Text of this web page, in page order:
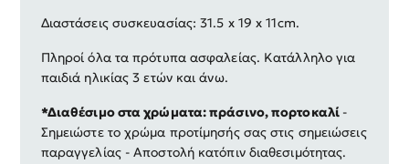
Διαστάσεις συσκευασίας: 31.5 x 19 x 11cm.
Πληροί όλα τα πρότυπα ασφαλείας. Κατάλληλο για
παιδιά ηλικίας 3 ετών και άνω.
*Διαθέσιμο στα χρώματα: πράσινο, πορτοκαλί -
Σημειώστε το χρώμα προτίμησής σας στις σημειώσεις
παραγγελίας - Αποστολή κατόπιν διαθεσιμότητας.